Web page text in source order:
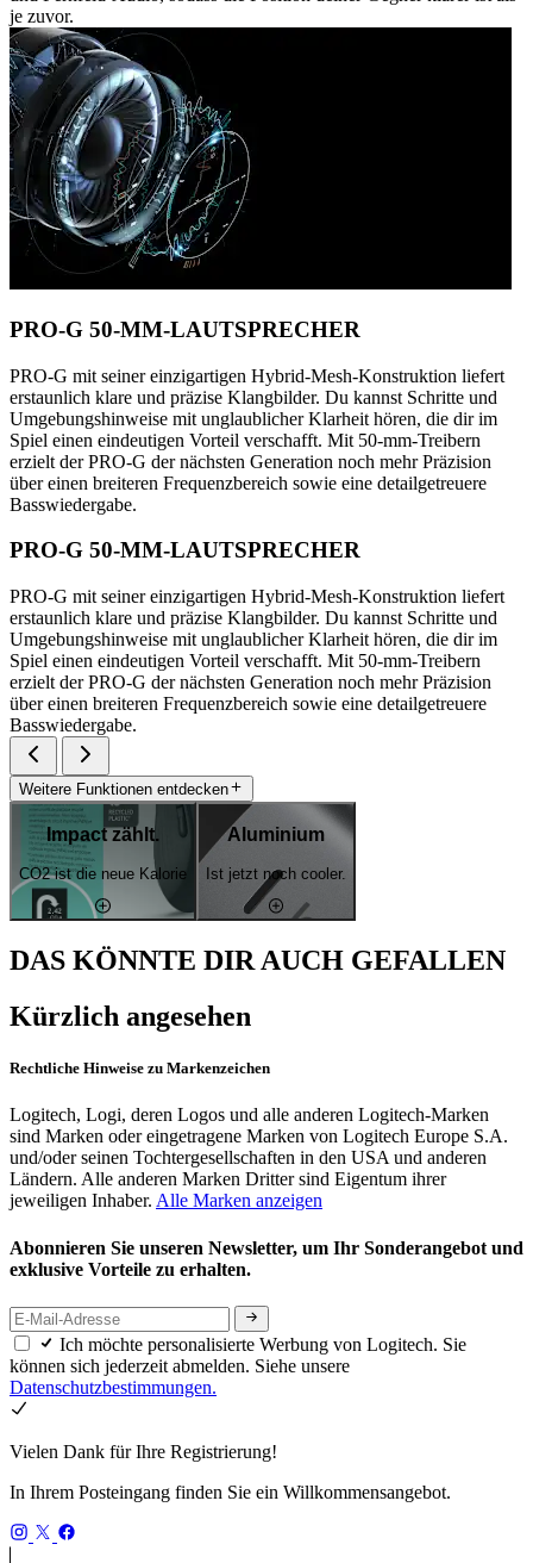
je zuvor.
PRO-G 50-MM-LAUTSPRECHER
PRO-G mit seiner einzigartigen Hybrid-Mesh-Konstruktion liefert
erstaunlich klare und präzise Klangbilder. Du kannst Schritte und
Umgebungshinweise mit unglaublicher Klarheit hören, die dir im
Spiel einen eindeutigen Vorteil verschafft. Mit 50-mm-Treibern
erzielt der PRO-G der nächsten Generation noch mehr Präzision
über einen breiteren Frequenzbereich sowie eine detailgetreuere
Basswiedergabe.
PRO-G 50-MM-LAUTSPRECHER
PRO-G mit seiner einzigartigen Hybrid-Mesh-Konstruktion liefert
erstaunlich klare und präzise Klangbilder. Du kannst Schritte und
Umgebungshinweise mit unglaublicher Klarheit hören, die dir im
Spiel einen eindeutigen Vorteil verschafft. Mit 50-mm-Treibern
erzielt der PRO-G der nächsten Generation noch mehr Präzision
über einen breiteren Frequenzbereich sowie eine detailgetreuere
Basswiedergabe.
Weitere Funktionen entdecken
Impact zählt.
CO2 ist die neue Kalorie
Aluminium
Ist jetzt noch cooler.
DAS KÖNNTE DIR AUCH GEFALLEN
Kürzlich angesehen
Rechtliche Hinweise zu Markenzeichen
Logitech, Logi, deren Logos und alle anderen Logitech-Marken
sind Marken oder eingetragene Marken von Logitech Europe S.A.
und/oder seinen Tochtergesellschaften in den USA und anderen
Ländern. Alle anderen Marken Dritter sind Eigentum ihrer
jeweiligen Inhaber. Alle Marken anzeigen
Abonnieren Sie unseren Newsletter, um Ihr Sonderangebot und
exklusive Vorteile zu erhalten.
Ich möchte personalisierte Werbung von Logitech. Sie
können sich jederzeit abmelden. Siehe unsere
Datenschutzbestimmungen.
Vielen Dank für Ihre Registrierung!
In Ihrem Posteingang finden Sie ein Willkommensangebot.